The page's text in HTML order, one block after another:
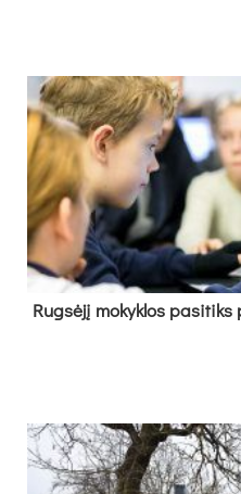
Rug­sė­jį mo­kyk­los